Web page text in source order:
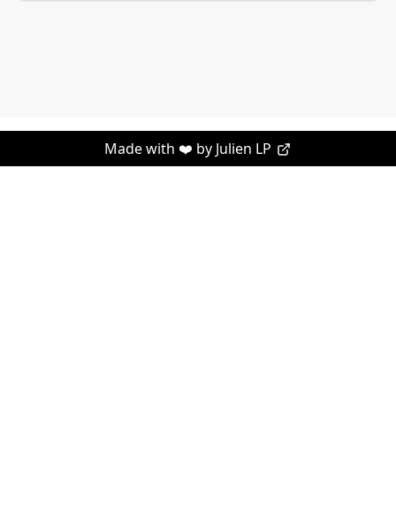
Made with ❤️ by Julien LP